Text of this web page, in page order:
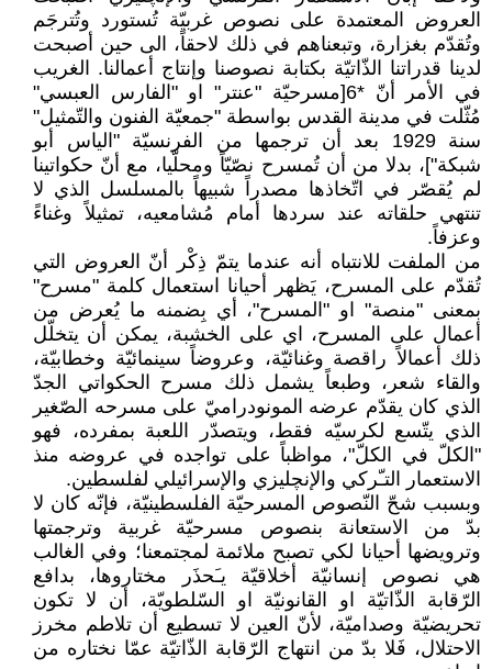
العروض المعتمدة على نصوص غربيّة تُستورد وتُترجَم
وتُقدّم بغزارة، وتبعناهم في ذلك لاحقاً، الى حين أصبحت
لدينا قدراتنا الذّاتيّة بكتابة نصوصنا وإنتاج أعمالنا. الغريب
في الأمر أنّ *6[مسرحيّة "عنتر" او "الفارس العبسي"
مُثّلت في مدينة القدس بواسطة "جمعيّة الفنون والتّمثيل"
سنة 1929 بعد أن ترجمها من الفرنسيّة "الياس أبو
شبكة"]، بدلا من أن تُمسرح نصّيّاً ومحلّيا، مع أنّ حكواتينا
لم يُقصّر في اتّخاذها مصدراً شبيهاً بالمسلسل الذي لا
تنتهي حلقاته عند سردها أمام مُشامعيه، تمثيلاً وغناءً
وعزفاً.
من الملفت للانتباه أنه عندما يتمّ ذِكْر أنّ العروض التي
تُقدّم على المسرح، يَظهر أحيانا استعمال كلمة "مسرح"
بمعنى "منصة" او "المسرح"، أي بِضمنه ما يُعرض من
أعمال على المسرح، اي على الخشبة، يمكن أن يتخلّل
ذلك أعمالاً راقصة وغنائيّة، وعروضاً سينمائيّة وخطابيّة،
والقاء شعر، وطبعاً يشمل ذلك مسرح الحكواتي الجدّ
الذي كان يقدّم عرضه المونودراميّ على مسرحه الصّغير
الذي يتّسع لكرسيّه فقط، ويتصدّر اللعبة بمفرده، فهو
"الكلّ في الكلّ"، مواظباً على تواجده في عروضه منذ
الاستعمار التـّركي والإنچليزي والإسرائيلي لفلسطين.
وبسبب شحّ النّصوص المسرحيّة الفلسطينيّة، فإنّه كان لا
بدّ من الاستعانة بنصوص مسرحيّة غربية وترجمتها
وترويضها أحيانا لكي تصبح ملائمة لمجتمعنا؛ وفي الغالب
هي نصوص إنسانيّة أخلاقيّة يـَحذَر مختاروها، بدافع
الرّقابة الذّاتيّة او القانونيّة او السّلطويّة، أن لا تكون
تحريضيّة وصداميّة، لأنّ العين لا تسطيع أن تلاطم مخرز
الاحتلال، فَلا بدّ من انتهاج الرّقابة الذّاتيّة عمّا نختاره من